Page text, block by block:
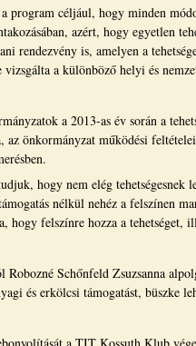
program céljául, hogy minden
azért, hogy egyetlen
rendezvény is, amelyen a
vizsgálta a különböző helyi és
a 2013-as év során a
az önkormányzat működési
hogy nem elég tehetségesnek
nélkül nehéz a felszínen
hogy felszínre hozza a
Schőnfeld Zsuzsanna
és erkölcsi támogatást, büszke